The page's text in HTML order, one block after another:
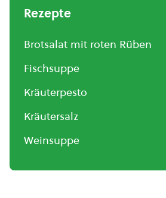
Rezepte
Brotsalat mit roten Rüben
Fischsuppe
Kräuterpesto
Kräutersalz
Weinsuppe